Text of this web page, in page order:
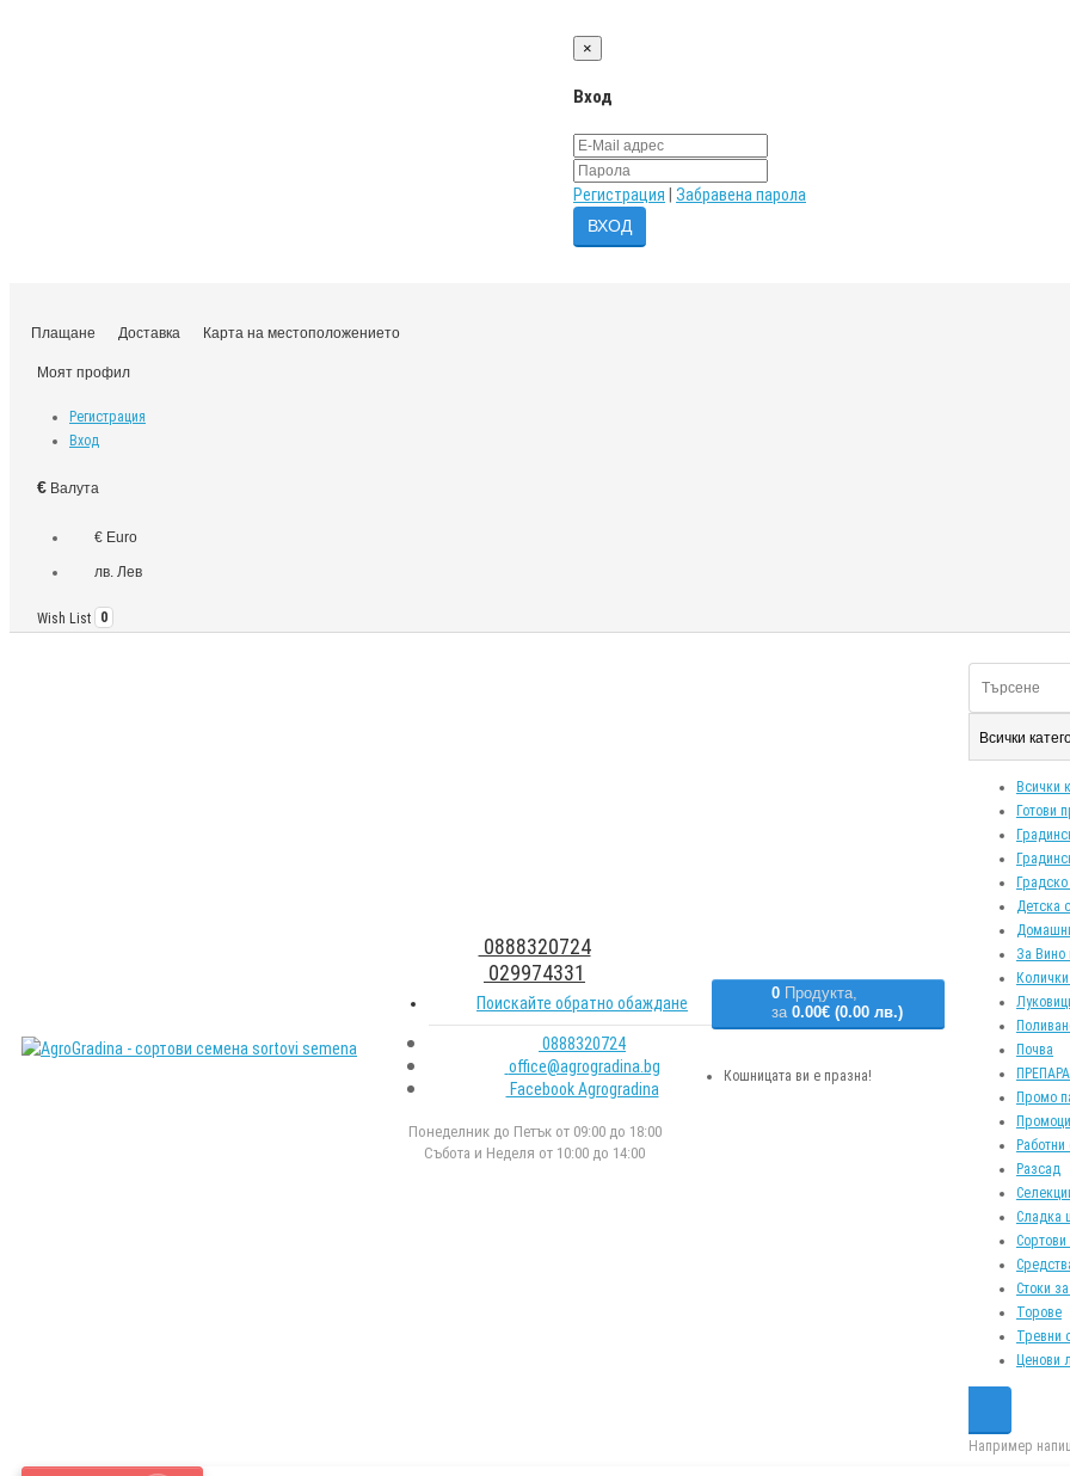
×
Вход
Регистрация Забравена парола
Плащане Доставка Карта на местоположението
Моят профил
Регистрация
Вход
€ Валута
€ Euro
лв. Лев
Wish List 0
0888320724
029974331
Поискайте обратно обаждане
0888320724
office@agrogradina.bg
Facebook Agrogradina
Понеделник до Петък от 09:00 до 18:00
Събота и Неделя от 10:00 до 14:00
0 Продукта,
за 0.00€ (0.00 лв.)
Кошницата ви е празна!
Всички
Всички
Готови
Детска
За Вино
Почва
Промо
Разсад
Сладка
Стоки
Торове
Тревни
Ценови
Например